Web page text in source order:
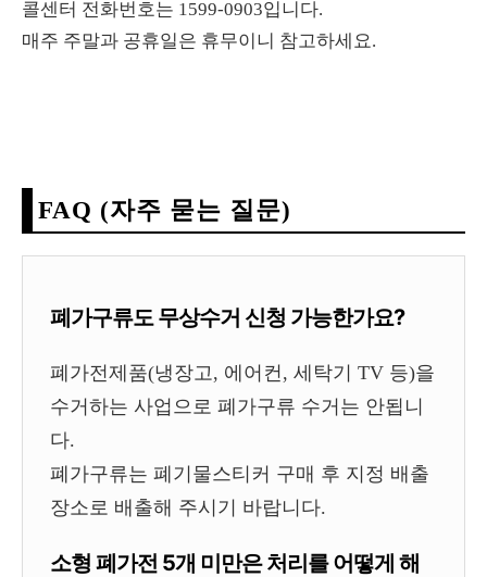
콜센터 전화번호는 1599-0903입니다.
매주 주말과 공휴일은 휴무이니 참고하세요.
FAQ (자주 묻는 질문)
폐가구류도 무상수거 신청 가능한가요?
폐가전제품(냉장고, 에어컨, 세탁기 TV 등)을
수거하는 사업으로 폐가구류 수거는 안됩니
다.
폐가구류는 폐기물스티커 구매 후 지정 배출
장소로 배출해 주시기 바랍니다.
소형 폐가전 5개 미만은 처리를 어떻게 해